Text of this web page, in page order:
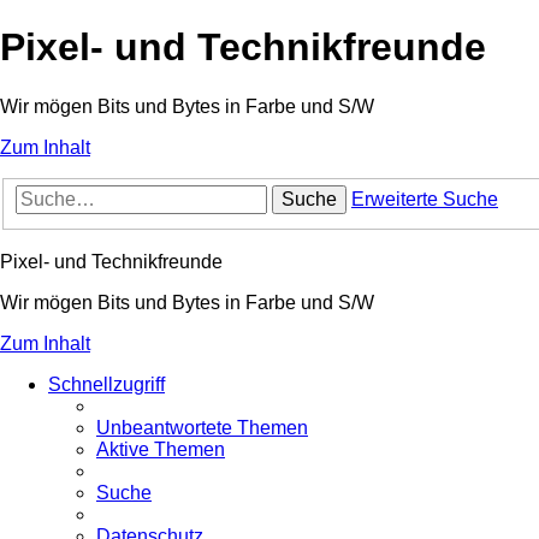
Pixel- und Technikfreunde
Wir mögen Bits und Bytes in Farbe und S/W
Zum Inhalt
Suche Erweiterte Suche
Pixel- und Technikfreunde
Wir mögen Bits und Bytes in Farbe und S/W
Zum Inhalt
Schnellzugriff
Unbeantwortete Themen
Aktive Themen
Suche